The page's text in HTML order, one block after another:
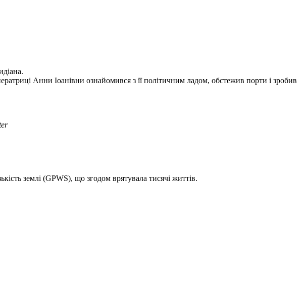
Анни Іоанівни ознайомився з її політичним ладом, обстежив порти і зробив
землі (GPWS), що згодом врятувала тисячі життів.